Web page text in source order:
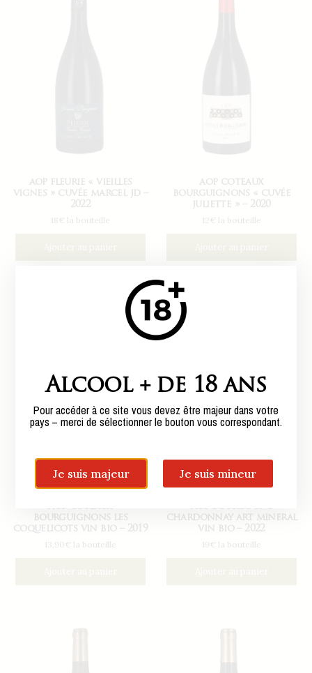
aop fleurie « vieilles
vignes » cuvée marcel jd –
2022
18€ la bouteille
aop coteaux
bourguignons « cuvée
juliette » – 2020
12€ la bouteille
aop coteaux
bourguignons les
coquelicots vin bio – 2019
13,90€ la bouteille
aop bourgogne
chardonnay art mineral
vin bio – 2022
19€ la bouteille
Alcool + de 18 ans
Pour accéder à ce site vous devez être majeur dans votre
pays – merci de sélectionner le bouton vous correspondant.
Je suis majeur Je suis mineur